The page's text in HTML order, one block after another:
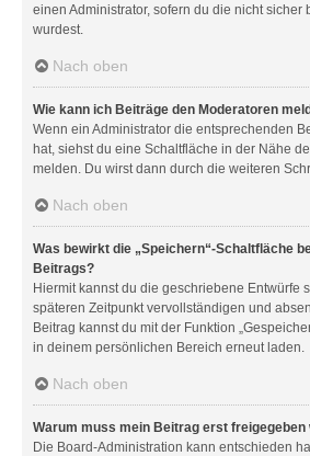
einen Administrator, sofern du die nicht sicher
wurdest.
Nach oben
Wie kann ich Beiträge den Moderatoren
Wenn ein Administrator die entsprechenden
hat, siehst du eine Schaltfläche in der Nähe
melden. Du wirst dann durch die weiteren
Nach oben
Was bewirkt die „Speichern“-Schaltfläche
Beitrags?
Hiermit kannst du die geschriebene Entwürfe
späteren Zeitpunkt vervollständigen und
Beitrag kannst du mit der Funktion
in deinem persönlichen Bereich erneut laden.
Nach oben
Warum muss mein Beitrag erst freigegeben
Die Board-Administration kann entschieden